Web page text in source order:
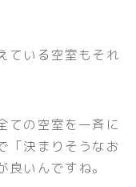
ている空室もそれ
ての空室を一斉に
「決まりそうなお
いんですね。